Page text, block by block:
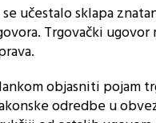
učestalo sklapa
Trgovački
objasniti pojam
odredbe u